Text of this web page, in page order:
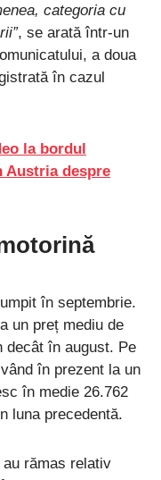
categoria cu
, se arată într-un
a doua
în cazul
la bordul
Austria despre
în septembrie.
un preț mediu de
decât în august. Pe
în prezent la un
în medie 26.762
luna precedentă.
rămas relativ